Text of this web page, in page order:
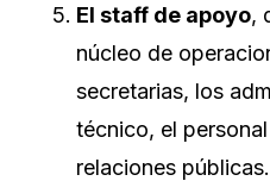
El staff de apoyo,
núcleo de
secretarias, los
técnico, el
relaciones públicas.